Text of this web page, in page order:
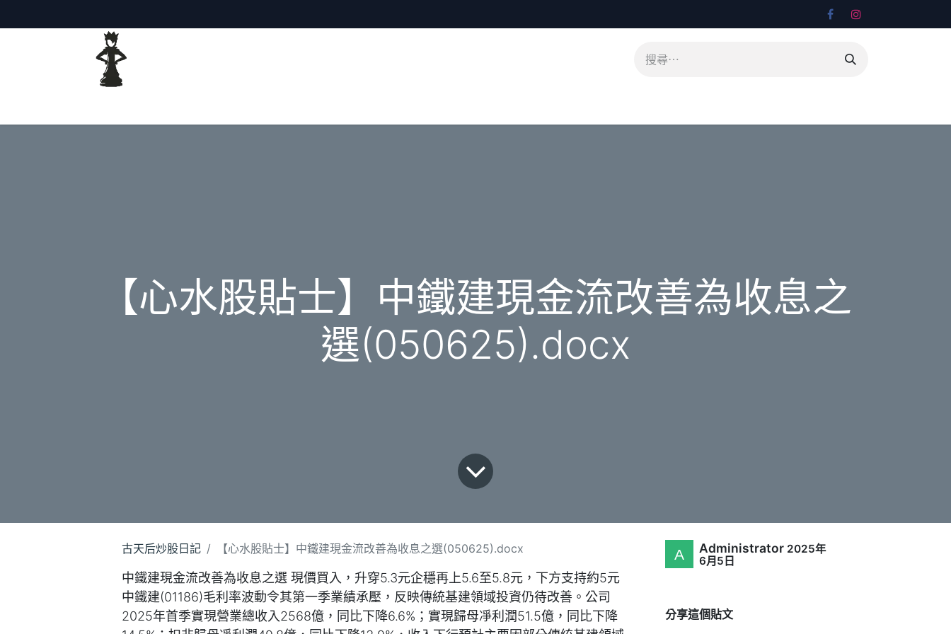
【心水股貼士】中鐵建現金流改善為收息之
選(050625).docx
古天后炒股日記 【心水股貼士】中鐵建現金流改善為收息之選(050625).docx
中鐵建現金流改善為收息之選 現價買入，升穿5.3元企穩再上5.6至5.8元，下方支持約5元
中鐵建(01186)毛利率波動令其第一季業績承壓，反映傳統基建領域投資仍待改善。公司
2025年首季實現營業總收入2568億，同比下降6.6%；實現歸母凈利潤51.5億，同比下降
Administrator 2025年
6月5日
分享這個貼文